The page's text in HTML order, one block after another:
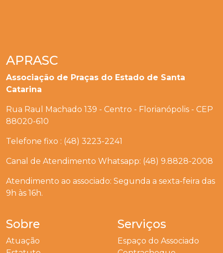
APRASC
Associação de Praças do Estado de Santa
Catarina
Rua Raul Machado 139 - Centro - Florianópolis - CEP
88020-610
Telefone fixo : (48) 3223-2241
Canal de Atendimento Whatsapp: (48) 9.8828-2008
Atendimento ao associado: Segunda a sexta-feira das
9h às 16h.
Sobre
Atuação
Serviços
Espaço do Associado